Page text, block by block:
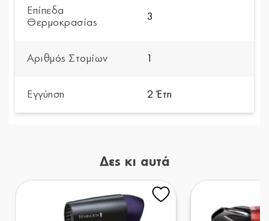
Επίπεδα
Θερμοκρασίας
3
Αριθμός Στομίων 1
Εγγύηση 2 Έτη
Δες κι αυτά